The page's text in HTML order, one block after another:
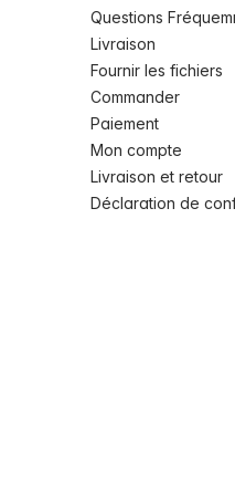
Questions
Livraison
Fournir les fichiers
Commander
Paiement
Mon compte
Livraison et retour
Déclaration de